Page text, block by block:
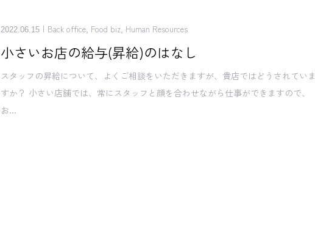
2022.06.15 Back office, Food biz, Human Resources
小さいお店の給与(昇給)のはなし
スタッフの昇給について、よくご相談をいただきますが、貴店ではどうされていま
すか？ 小さい店舗では、常にスタッフと顔を合わせながら仕事ができますので、
お...